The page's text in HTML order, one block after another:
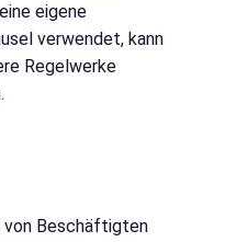
eigene
verwendet, kann
Regelwerke
von Beschäftigten